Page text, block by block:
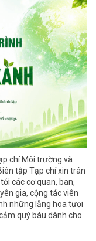
chí Môi trường và
tập Tạp chí xin trân
các cơ quan, ban,
gia, cộng tác viên
những lẵng hoa tươi
quý báu dành cho